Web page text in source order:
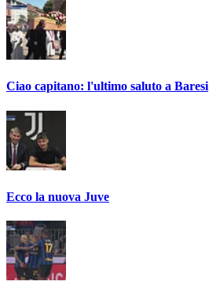
Ciao capitano: l'ultimo saluto a Baresi
Ecco la nuova Juve